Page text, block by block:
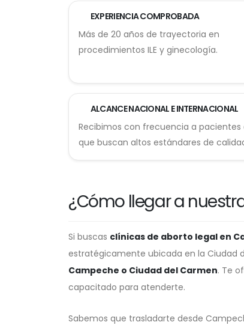
EXPERIENCIA COMPROBADA
Más de 20 años de trayectoria en
procedimientos ILE y ginecología.
ALCANCE NACIONAL E INTERNACIONAL
Recibimos con frecuencia a pacientes
que buscan altos estándares de
¿Cómo llegar a
Si buscas clínicas de aborto legal en
estratégicamente ubicada en la Ciudad
Campeche o Ciudad del Carmen. Te
capacitado para atenderte.
Sabemos que trasladarte desde